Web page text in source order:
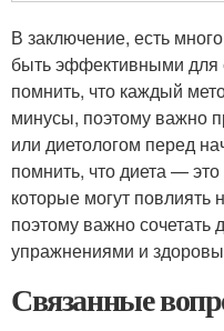
В заключение, есть
быть эффективными
помнить, что каждый
минусы, поэтому важно
или диетологом перед
помнить, что диета —
которые могут повлиять
поэтому важно сочетать
упражнениями и
Связанные